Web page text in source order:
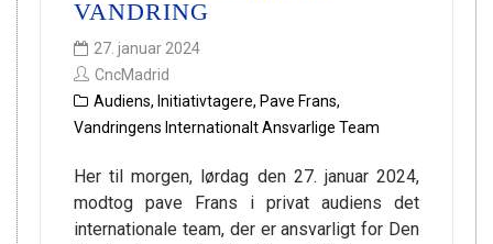
VANDRING
27. januar 2024
CncMadrid
Audiens, Initiativtagere, Pave Frans,
Vandringens Internationalt Ansvarlige Team
Her til morgen, lørdag den 27. januar 2024,
modtog pave Frans i privat audiens det
internationale team, der er ansvarligt for Den